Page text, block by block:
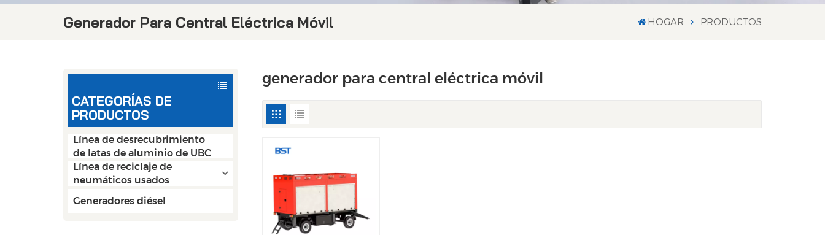
Generador Para Central Eléctrica Móvil HOGAR PRODUCTOS
CATEGORÍAS DE
PRODUCTOS
Línea de desrecubrimiento
de latas de aluminio de UBC
Línea de reciclaje de
neumáticos usados
Generadores diésel
generador para central eléctrica móvil